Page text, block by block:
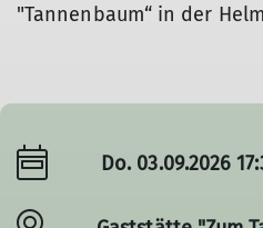
"Tannenbaum“ in der
Do. 03.09.2026